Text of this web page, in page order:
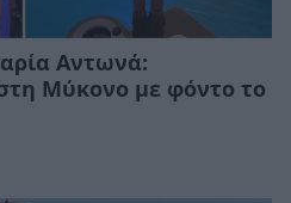
Αντωνά:
στη Μύκονο με φόντο το